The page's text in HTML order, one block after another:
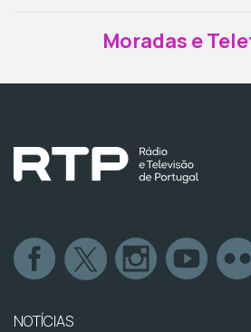
Moradas e
NOTÍCIAS